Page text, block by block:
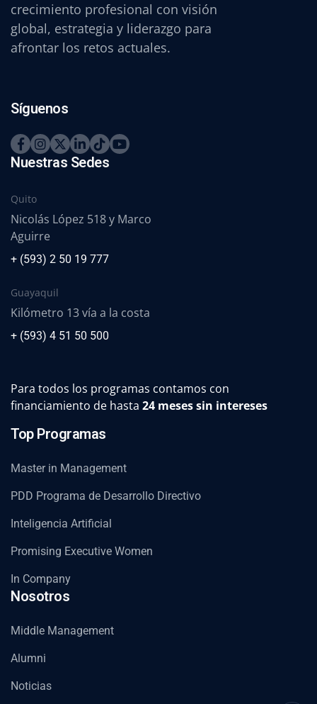
crecimiento profesional con visión
global, estrategia y liderazgo para
afrontar los retos actuales.
Síguenos
Nuestras Sedes
Quito
Nicolás López 518 y Marco
Aguirre
+ (593) 2 50 19 777
Guayaquil
Kilómetro 13 vía a la costa
+ (593) 4 51 50 500
Para todos los programas contamos con
financiamiento de hasta 24 meses sin intereses
Top Programas
Master in Management
PDD Programa de Desarrollo Directivo
Inteligencia Artificial
Promising Executive Women
In Company
Nosotros
Middle Management
Alumni
Noticias